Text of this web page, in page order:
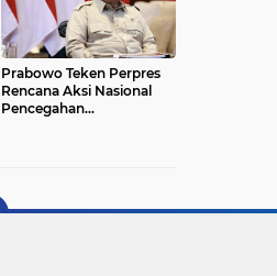
Prabowo Teken Perpres
Rencana Aksi Nasional
Pencegahan